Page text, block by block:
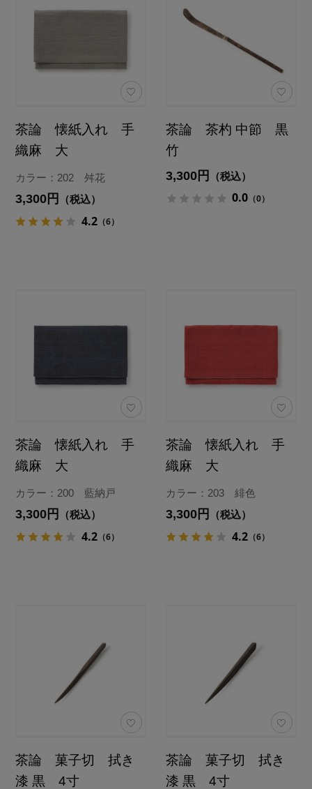
茶論 懐紙入れ 手
織麻 大
カラー：202 舛花
3,300円 （税込）
4.2 （6）
茶論 茶杓 中節 黒
竹
3,300円 （税込）
0.0 （0）
茶論 懐紙入れ 手
織麻 大
カラー：200 藍納戸
3,300円 （税込）
4.2 （6）
茶論 懐紙入れ 手
織麻 大
カラー：203 緋色
3,300円 （税込）
4.2 （6）
茶論 菓子切 拭き
漆 黒 4寸
茶論 菓子切 拭き
漆 黒 4寸